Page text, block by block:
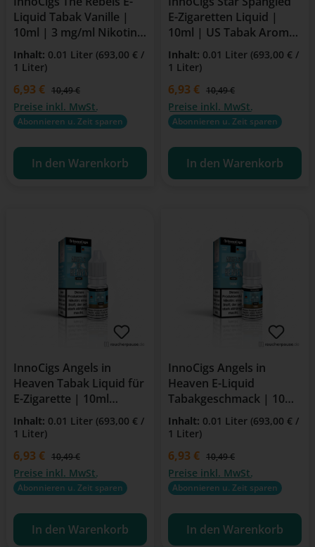
Liquid Tabak Vanille |
10ml | 3 mg/ml Nikotin |
Für E-Zigarette &
Clearomizer
Inhalt: 0.01 Liter (693,00 € /
1 Liter)
Verkaufspreis:
6,93 € Regulärer Preis:
10,49 €
Preise inkl. MwSt.
Abonnieren u. Zeit sparen
In den Warenkorb
E-Zigaretten Liquid |
10ml | US Tabak Aroma
| 0mg Nikotin | Für E-
Zigarette & Clearomizer
Inhalt: 0.01 Liter (693,00 € /
1 Liter)
Verkaufspreis:
6,93 € Regulärer Preis:
10,49 €
Preise inkl. MwSt.
Abonnieren u. Zeit sparen
In den Warenkorb
InnoCigs Angels in
Heaven Tabak Liquid für
E-Zigarette | 10ml
Flasche | 18mg Nikotin
Inhalt: 0.01 Liter (693,00 € /
1 Liter)
Verkaufspreis:
6,93 € Regulärer Preis:
10,49 €
Preise inkl. MwSt.
Abonnieren u. Zeit sparen
In den Warenkorb
InnoCigs Angels in
Heaven E-Liquid
Tabakgeschmack | 10ml
Flasche | 6mg Nikotin |
Für E-Zigaretten &
Inhalt: 0.01 Liter (693,00 € /
1 Liter)
Verkaufspreis:
6,93 € Regulärer Preis:
10,49 €
Preise inkl. MwSt.
Abonnieren u. Zeit sparen
In den Warenkorb